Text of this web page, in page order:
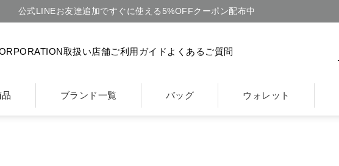
公式LINEお友達追加ですぐに使える5%OFFクーポン配布中
取扱い店舗ご利用ガイド よくあるご質問
ブランド一覧 バッグ ウォレット